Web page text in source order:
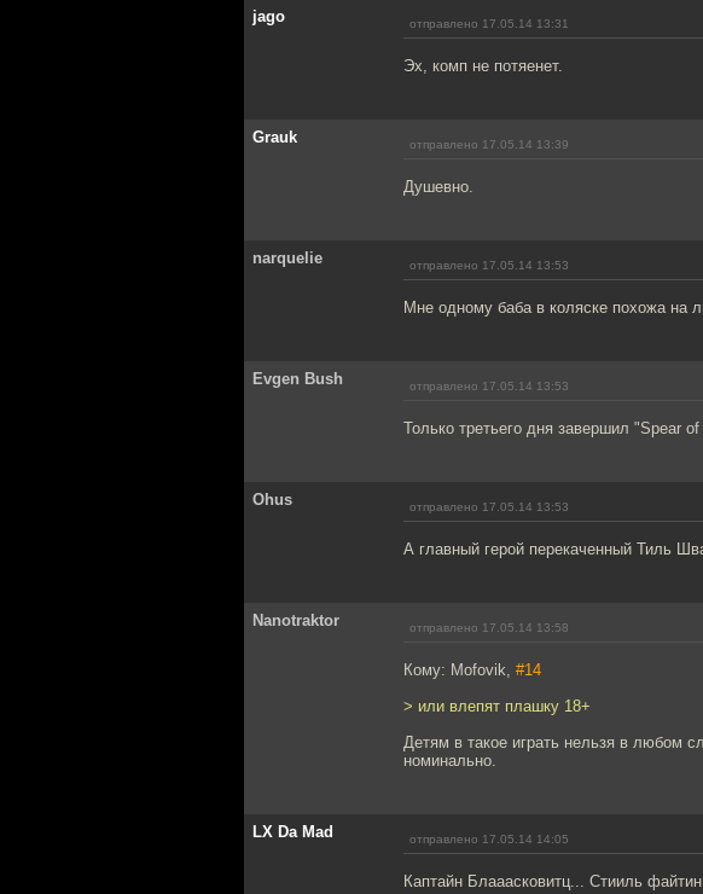
jago отправлено 17.05.14 13:31
Эх, комп не потяенет.
Grauk отправлено 17.05.14 13:39
Душевно.
narquelie отправлено 17.05.14 13:53
Мне одному баба в коляске похожа
Evgen Bush отправлено 17.05.14 13:53
Только третьего дня завершил "Spear
Ohus отправлено 17.05.14 13:53
А главный герой перекаченный Тиль
Nanotraktor отправлено 17.05.14 13:58
Кому: Mofovik, #14
> или влепят плашку 18+
Детям в такое играть нельзя в любом
номинально.
LX Da Mad отправлено 17.05.14 14:05
Каптайн Блааасковитц... Стииль